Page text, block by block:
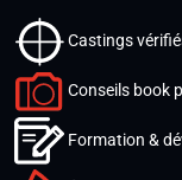
Castings
Conseils book
Formation &